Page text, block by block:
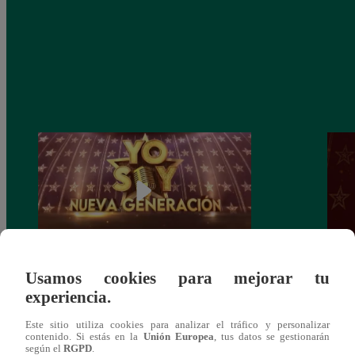
Yo Soy: Nueva Generación – Gran Final
– 14 de junio del 2021 – Programa
completo
Yo
Usamos cookies para mejorar tu
experiencia.
Este sitio utiliza cookies para analizar el tráfico y personalizar
contenido. Si estás en la Unión Europea , tus datos se gestionarán
según el RGPD